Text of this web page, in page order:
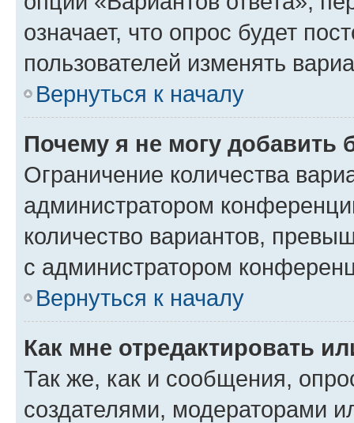
означает, что опрос будет
пользователей изменять
Вернуться к началу
Почему я не могу добавить
Ограничение количества
администратором
количество вариантов,
с администратором
Вернуться к началу
Как мне отредактировать
Так же, как и сообщения,
создателями, модераторами